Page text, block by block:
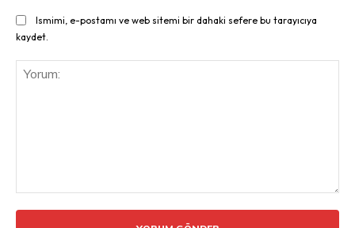
Ismimi, e-postamı ve web sitemi bir dahaki sefere bu tarayıcıya
kaydet.